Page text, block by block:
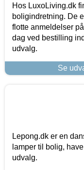
Hos LuxoLiving.dk
boligindretning. De
flotte anmeldelser
dag ved bestilling
udvalg.
Se
Lepong.dk er en
lamper til bolig,
udvalg.